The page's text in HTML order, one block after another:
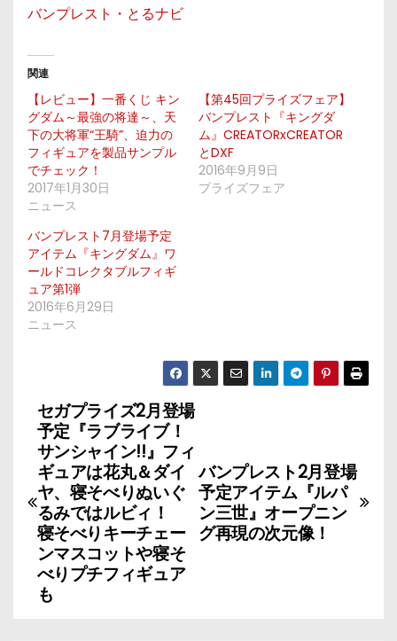
バンプレスト・とるナビ
関連
【レビュー】一番くじ キン
グダム～最強の将達～、天
下の大将軍“王騎”、迫力の
フィギュアを製品サンプル
でチェック！
2017年1月30日
ニュース
【第45回プライズフェア】
バンプレスト『キングダ
ム』CREATORxCREATOR
とDXF
2016年9月9日
プライズフェア
バンプレスト7月登場予定
アイテム『キングダム』ワ
ールドコレクタブルフィギ
ュア第1弾
2016年6月29日
ニュース
投
稿
ナ
ビ
ゲ
ー
バンプレスト2月登場
予定アイテム『ルパ
ン三世』オープニン
グ再現の次元像！
セガプライズ2月登場
予定『ラブライブ！
サンシャイン!!』フィ
ギュアは花丸＆ダイ
ヤ、寝そべりぬいぐ
るみではルビィ！
寝そべりキーチェー
ンマスコットや寝そ
べりプチフィギュア
も